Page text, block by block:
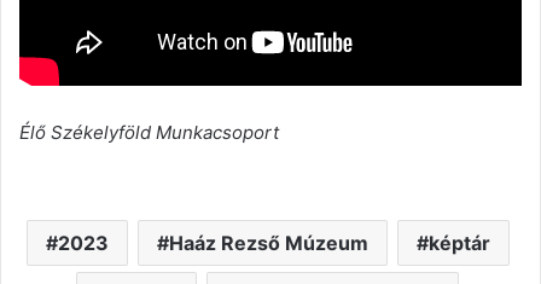
Élő Székelyföld Munkacsoport
2023 Haáz Rezső Múzeum képtár